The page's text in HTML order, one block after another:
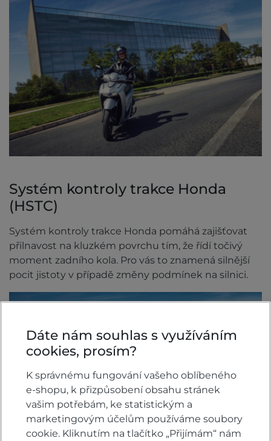
Systém kontroly trakce Honda
(HSTC)
Systém kontroly trakce Honda pomáhá zajišťovat
přilnavost na kluzkém povrchu tím, že řídí točivý
moment zadního kola. Pro vás to znamená silnější
pocit jistoty v případě změny podmínek na silnici.
Dáte nám souhlas s využíváním
cookies, prosím?
K správnému fungování vašeho oblíbeného
e-shopu, k přizpůsobení obsahu stránek
vašim potřebám, ke statistickým a
marketingovým účelům používáme soubory
cookie. Kliknutím na tlačítko „Přijímám“ nám